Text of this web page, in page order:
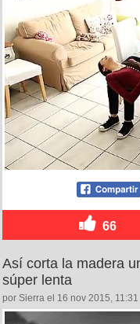
66
Así corta la madera
súper lenta
por Sierra el 16 nov 2015, 11:31